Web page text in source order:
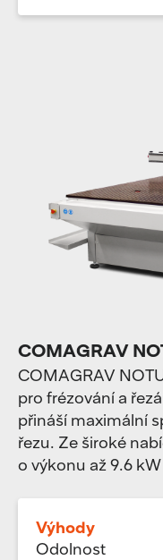
COMAGRAV
COMAGRAV
pro frézování a
přináší maximální
řezu. Ze široké
o výkonu až 9.6
Výhody
Odolnost